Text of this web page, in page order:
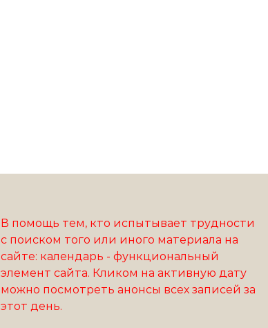
В помощь тем, кто испытывает трудности
с поиском того или иного материала на
сайте: календарь - функциональный
элемент сайта. Кликом на активную дату
можно посмотреть анонсы всех записей за
этот день.